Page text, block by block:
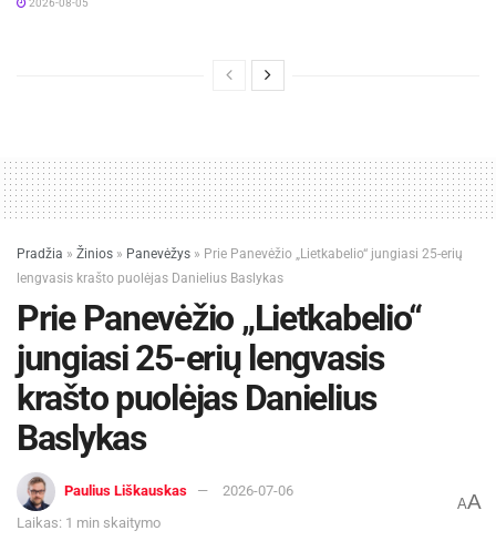
2026-08-05
Pradžia » Žinios » Panevėžys » Prie Panevėžio „Lietkabelio“ jungiasi 25-erių
lengvasis krašto puolėjas Danielius Baslykas
Prie Panevėžio „Lietkabelio“
jungiasi 25-erių lengvasis
krašto puolėjas Danielius
Baslykas
Paulius Liškauskas
2026-07-06
Laikas: 1 min skaitymo
AA